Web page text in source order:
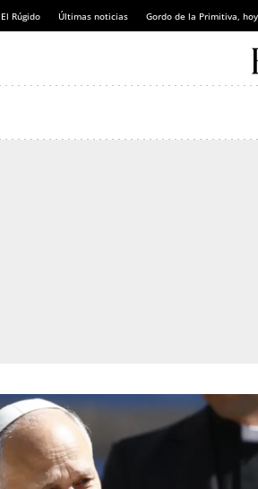
Rúgido Últimas noticias Gordo de la Primitiva, hoy